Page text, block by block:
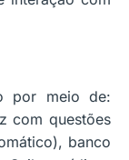
por meio de:
com questões
banco